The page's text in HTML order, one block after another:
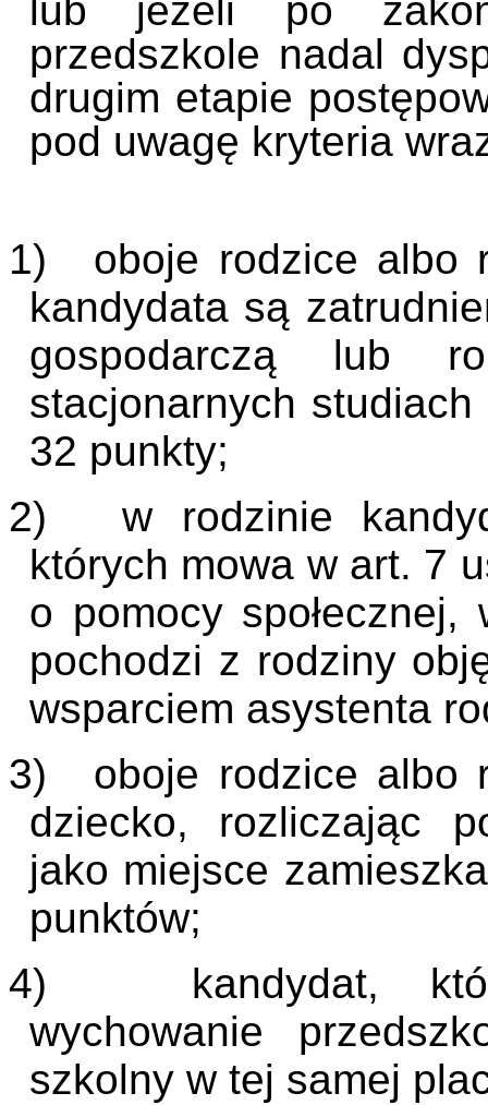
lub jeżeli po
przedszkole nadal
drugim etapie
pod uwagę kryteria
1)
oboje rodzice albo
kandydata są
gospodarczą lub
stacjonarnych
32 punkty;
2)
w rodzinie
których mowa w art. 7
o pomocy
pochodzi z rodziny
wsparciem asystenta
3)
oboje rodzice albo
dziecko, rozliczając
jako miejsce
punktów;
4)
kandydat,
wychowanie
szkolny w tej samej